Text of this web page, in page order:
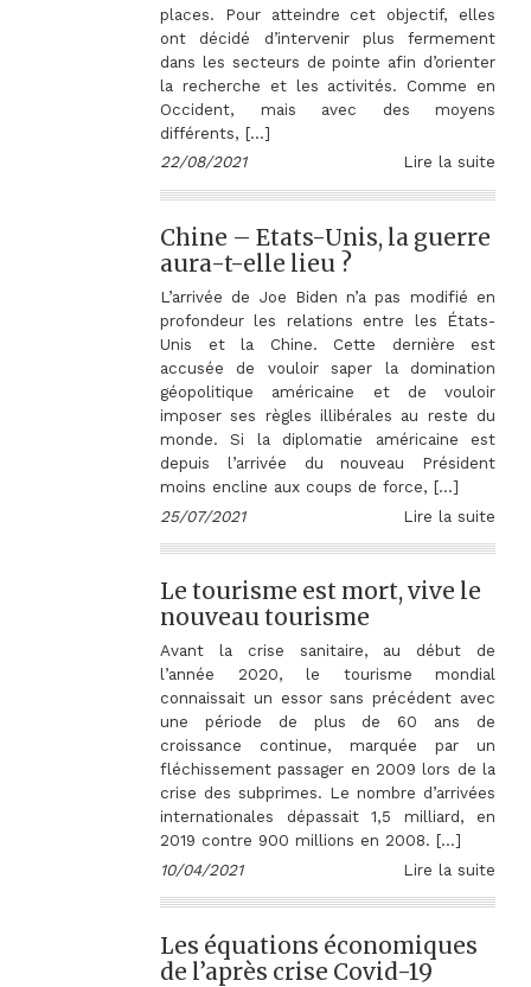
places. Pour atteindre cet objectif, elles
ont décidé d’intervenir plus fermement
dans les secteurs de pointe afin d’orienter
la recherche et les activités. Comme en
Occident, mais avec des moyens
différents, […]
22/08/2021
Lire la suite
Chine – Etats-Unis, la guerre
aura-t-elle lieu ?
L’arrivée de Joe Biden n’a pas modifié en
profondeur les relations entre les États-
Unis et la Chine. Cette dernière est
accusée de vouloir saper la domination
géopolitique américaine et de vouloir
imposer ses règles illibérales au reste du
monde. Si la diplomatie américaine est
depuis l’arrivée du nouveau Président
moins encline aux coups de force, […]
25/07/2021
Lire la suite
Le tourisme est mort, vive le
nouveau tourisme
Avant la crise sanitaire, au début de
l’année 2020, le tourisme mondial
connaissait un essor sans précédent avec
une période de plus de 60 ans de
croissance continue, marquée par un
fléchissement passager en 2009 lors de la
crise des subprimes. Le nombre d’arrivées
internationales dépassait 1,5 milliard, en
2019 contre 900 millions en 2008. […]
10/04/2021
Lire la suite
Les équations économiques
de l’après crise Covid-19